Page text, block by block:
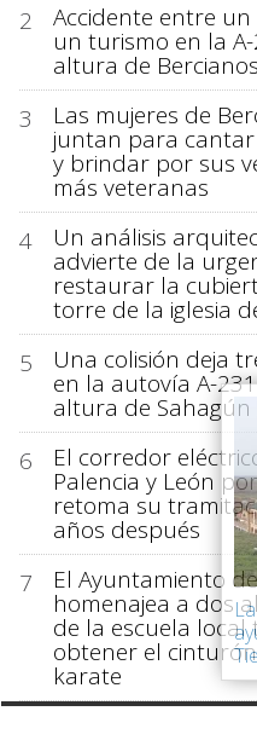
2
Accidente entre un
un turismo en la
altura de Bercianos
3
Las mujeres de
juntan para cantar
y brindar por sus
más veteranas
4
Un análisis
advierte de la
restaurar la
torre de la iglesia
5
Una colisión deja
en la autovía A-
altura de Sahagún
6
El corredor
Palencia y León
retoma su
años después
7
El Ayuntamiento
homenajea a dos
de la escuela local
obtener el
karate